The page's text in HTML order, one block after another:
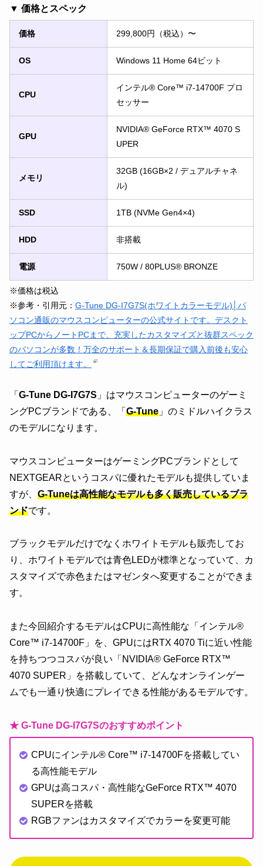
▼ 価格とスペック
価格 299,800円（税込）〜
OS Windows 11 Home 64ビット
CPU
インテル® Core™ i7-14700F プロ
セッサー
GPU
NVIDIA® GeForce RTX™ 4070 S
UPER
メモリ
32GB (16GB×2 / デュアルチャネ
ル)
SSD 1TB (NVMe Gen4×4)
HDD 非搭載
電源 750W / 80PLUS® BRONZE
※価格は税込
※参考・引用元： G-Tune DG-I7G7S(ホワイトカラーモデル)│パ
ソコン通販のマウスコンピューターの公式サイトです。デスクト
ップPCからノートPCまで、充実したカスタマイズと抜群スペック
のパソコンが多数！万全のサポート＆長期保証で購入前後も安心
してご利用頂けます。
「 G-Tune DG-I7G7S 」はマウスコンピューターのゲーミ
ングPCブランドである、「 G-Tune 」のミドルハイクラス
のモデルになります。
マウスコンピューターはゲーミングPCブランドとして
NEXTGEARというコスパに優れたモデルも提供していま
すが、 G-Tuneは高性能なモデルも多く販売しているブラ
ンドです。
ブラックモデルだけでなくホワイトモデルも販売してお
り、ホワイトモデルでは青色LEDが標準となっていて、カ
スタマイズで赤色またはマゼンタへ変更することができま
す。
また今回紹介するモデルはCPUに高性能な「インテル®
Core™ i7-14700F」を、GPUにはRTX 4070 Tiに近い性能
を持ちつつコスパが良い「NVIDIA® GeForce RTX™
4070 SUPER」を搭載していて、どんなオンラインゲー
ムでも一通り快適にプレイできる性能があるモデルです。
★ G-Tune DG-I7G7Sのおすすめポイント
CPUにインテル® Core™ i7-14700Fを搭載してい
る高性能モデル
GPUは高コスパ・高性能なGeForce RTX™ 4070
SUPERを搭載
RGBファンはカスタマイズでカラーを変更可能